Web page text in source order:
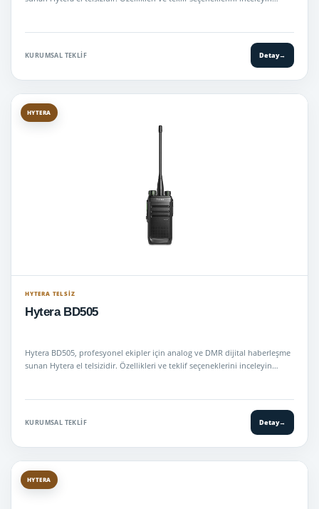
KURUMSAL TEKLIF Detay→
HYTERA
HYTERA TELSIZ
Hytera BD505
Hytera BD505, profesyonel ekipler için analog ve DMR dijital haberleşme
sunan Hytera el telsizidir. Özellikleri ve teklif seçeneklerini inceleyin…
KURUMSAL TEKLIF Detay→
HYTERA